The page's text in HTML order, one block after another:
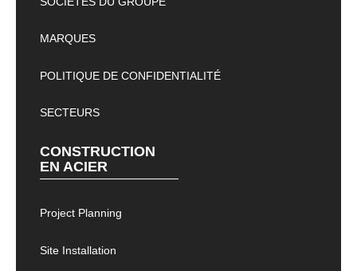
MARQUES
POLITIQUE DE CONFIDENTIALITÉ
SECTEURS
CONSTRUCTION
EN ACIER
Project Planning
Site Installation